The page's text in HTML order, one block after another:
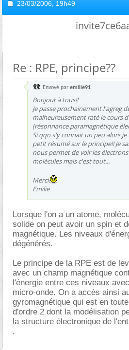
23/03/2006, 19h49
Re : RPE, principe??
Envoyé par emilie91
Bonjour à tous!!
Je passe prochainement l'agreg
malheureusement raté le cours
(résonnance paramagnétique
Si qqn s'y connait un peu alors
petit résumé sur le principe!! Je
nous permet de voir les
molécules mais c'est tout...
Merci!
Emilie
Lorsque l'on a un atome,
solide on peut avoir un spin et
magnétique. Les niveaux
dégénérés.
Le principe de la RPE est de
avec un champ magnétique
l'énergie entre ces niveaux
micro-onde. On a accès ainsi
gyromagnétique qui est en
d'ordre 2 dont la modélisation
la structure électronique de
.